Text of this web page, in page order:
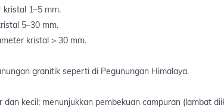
kristal 1–5 mm.
5–30 mm.
kristal > 30 mm.
granitik seperti di Pegunungan Himalaya.
dan kecil; menunjukkan pembekuan campuran (lambat